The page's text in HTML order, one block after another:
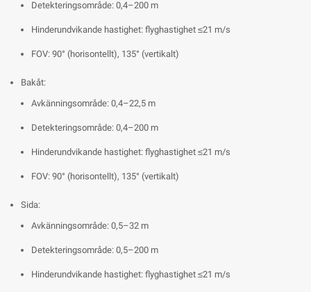
Detekteringsområde: 0,4–200 m
Hinderundvikande hastighet: flyghastighet ≤21 m/s
FOV: 90° (horisontellt), 135° (vertikalt)
Bakåt:
Avkänningsområde: 0,4–22,5 m
Detekteringsområde: 0,4–200 m
Hinderundvikande hastighet: flyghastighet ≤21 m/s
FOV: 90° (horisontellt), 135° (vertikalt)
Sida:
Avkänningsområde: 0,5–32 m
Detekteringsområde: 0,5–200 m
Hinderundvikande hastighet: flyghastighet ≤21 m/s